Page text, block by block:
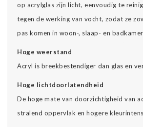
op acrylglas zijn licht, eenvoudig te
tegen de werking van vocht, zodat ze
pas komen in woon-, slaap- en
Hoge weerstand
Acryl is breekbestendiger dan glas en
Hoge lichtdoorlatendheid
De hoge mate van doorzichtigheid van
stralend oppervlak en hogere